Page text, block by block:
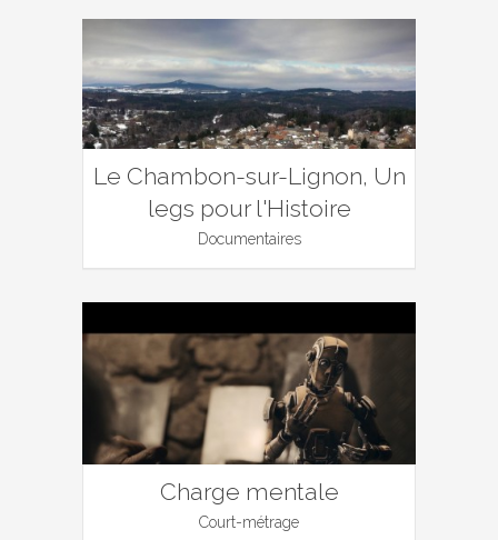
Le Chambon-sur-Lignon, Un
legs pour l'Histoire
Documentaires
Charge mentale
Court-métrage